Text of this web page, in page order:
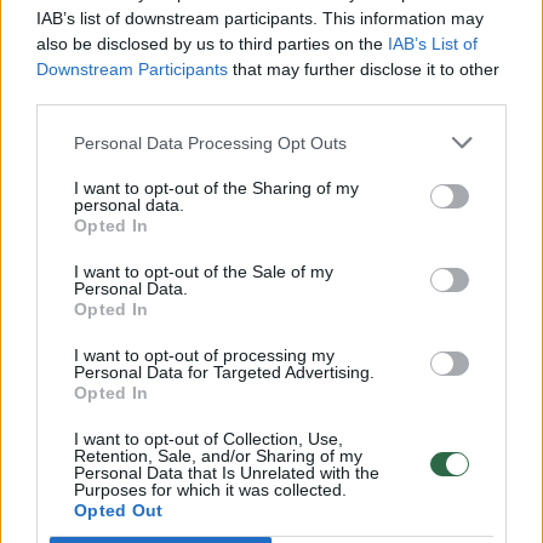
IAB’s list of downstream participants. This information may
also be disclosed by us to third parties on the IAB’s List of
Downstream Participants that may further disclose it to other
Personal Data Processing Opt Outs
I want to opt-out of the Sharing of my
personal data.
Opted In
I want to opt-out of the Sale of my
Personal Data.
Opted In
I want to opt-out of processing my
Personal Data for Targeted Advertising.
Opted In
I want to opt-out of Collection, Use,
Retention, Sale, and/or Sharing of my
Personal Data that Is Unrelated with the
Purposes for which it was collected.
Opted Out
00:00:30
Vaizdai iš tragiškos avarijos Vilniaus r.: dviejų moterų ir
vaiko gyvybių išgelbėti nepavyko
32 laipsnių šilumos
V. Zalužno pasisakymą laiko bandymu įsitvirtinti
Ukrainos politikoje: jis yra neteisus
Laidos | Nauja diena
00:00:57
Sinoptikai atsakė, kokiais orais užbaigsime darbo
savaitę: karščiai atsitrauks